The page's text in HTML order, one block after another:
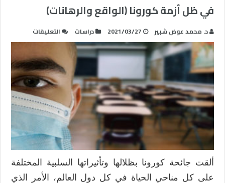
في ظل أزمة كورونا (الواقع والرهانات)
د. محمد عوض شبير 2021/03/27 دراسات التعليقات
الفجوة
الرقمية
داخل
المدرسة
في
ظل
كورونا
(الواقع
والرهانات)
مغلقة
ألقت جائحة كورونا بظلالها وتأثيراتها السلبية المختلفة
على كل مناحي الحياة في كل دول العالم، الأمر الذي